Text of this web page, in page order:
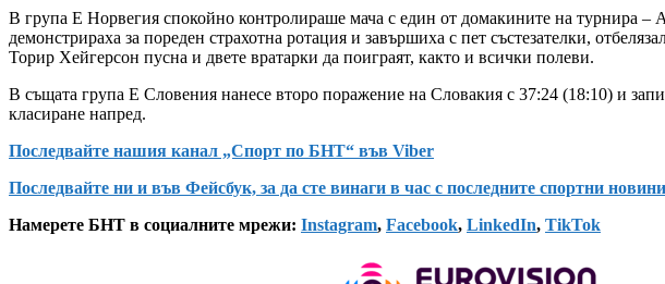
В група Е Норвегия спокойно контролираше мача с един от домакините на турнира
демонстрираха за пореден страхотна ротация и завършиха с пет състезателки,
Торир Хейгерсон пусна и двете вратарки да поиграят, както и всички полеви.
В същата група Е Словения нанесе второ поражение на Словакия с 37:24 (18:10) и
класиране напред.
Последвайте нашия канал „Спорт по БНТ“ във Viber
Последвайте ни и във Фейсбук, за да сте винаги в час с последните спортни новини
Намерете БНТ в социалните мрежи: Instagram, Facebook, LinkedIn, TikTok